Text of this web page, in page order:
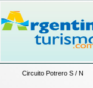
Circuito Potrero S / N